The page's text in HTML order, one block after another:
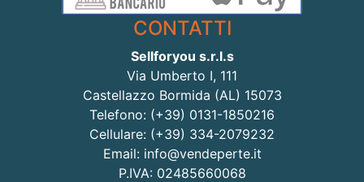
CONTATTI
Sellforyou s.r.l.s
Via Umberto I, 111
Castellazzo Bormida (AL) 15073
Telefono: (+39) 0131-1850216
Cellulare: (+39) 334-2079232
Email: info@vendeperte.it
P.IVA: 02485660068